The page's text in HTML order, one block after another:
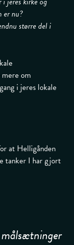
er nu?
større del i
om
i jeres lokale
at Helligånden
tanker I har gjort